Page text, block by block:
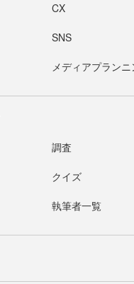
CX
SNS
メディアプラン
調査
クイズ
執筆者一覧